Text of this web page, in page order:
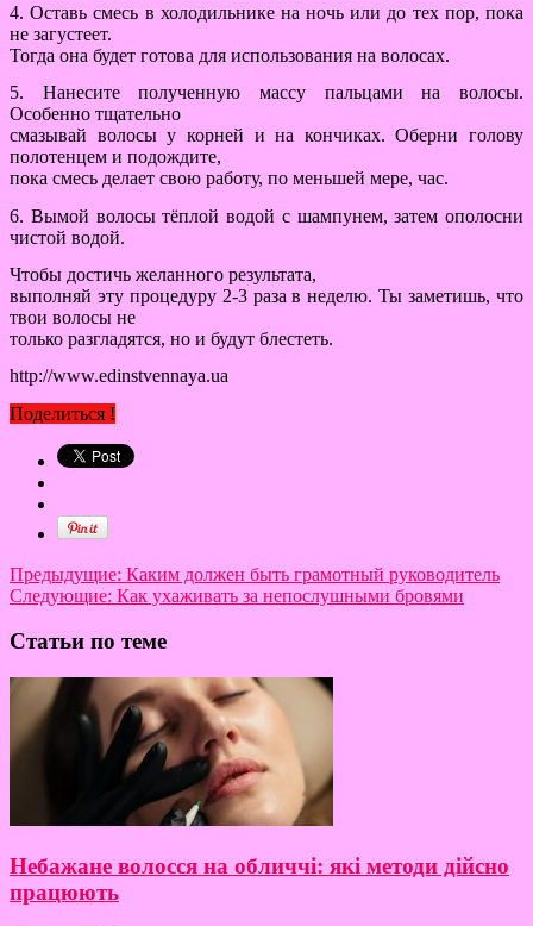
4. Оставь смесь в холодильнике на ночь или до тех пор, пока
не загустеет.
Тогда она будет готова для использования на волосах.
5. Нанесите полученную массу пальцами на волосы.
Особенно тщательно
смазывай волосы у корней и на кончиках. Оберни голову
полотенцем и подождите,
пока смесь делает свою работу, по меньшей мере, час.
6. Вымой волосы тёплой водой с шампунем, затем ополосни
чистой водой.
Чтобы достичь желанного результата,
выполняй эту процедуру 2-3 раза в неделю. Ты заметишь, что
твои волосы не
только разгладятся, но и будут блестеть.
http://www.edinstvennaya.ua
Поделиться !
Предыдущие: Каким должен быть грамотный руководитель
Следующие: Как ухаживать за непослушными бровями
Статьи по теме
Небажане волосся на обличчі: які методи дійсно
працюють